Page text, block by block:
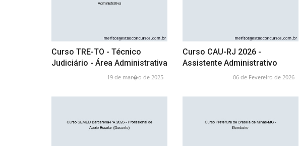
Curso TRE-TO - Técnico
Judiciário - Área Administrativa
19 de mar�o de 2025
Curso CAU-RJ 2026 -
Assistente Administrativo
06 de Fevereiro de 2026